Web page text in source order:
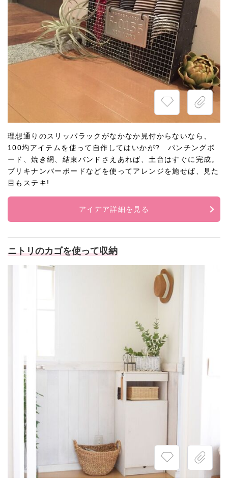
理想通りのスリッパラックがなかなか見付からないなら、
100均アイテムを使って自作してはいかが? パンチングボ
ード、焼き網、結束バンドさえあれば、土台はすぐに完成。
ブリキナンバーボードなどを使ってアレンジを施せば、見た
目もステキ!
アイデア詳細を見る
ニトリのカゴを使って収納